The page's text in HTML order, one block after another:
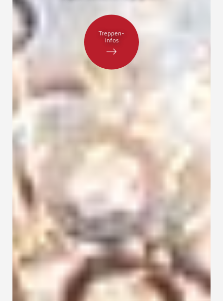
Treppen-
Infos